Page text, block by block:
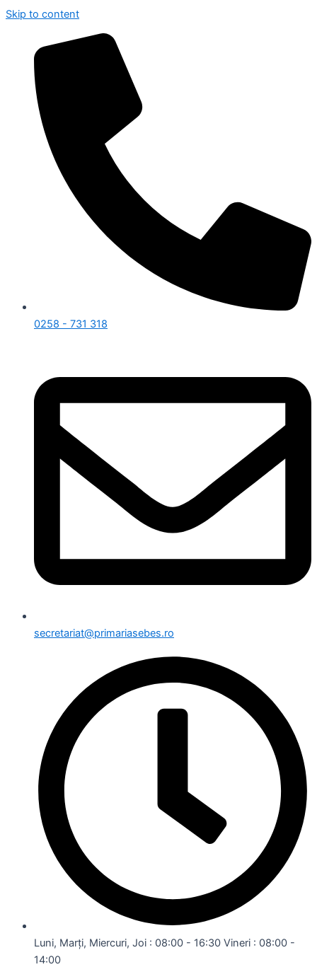
Skip to content
0258 - 731 318
secretariat@primariasebes.ro
Luni, Marți, Miercuri, Joi : 08:00 - 16:30 Vineri : 08:00 -
14:00